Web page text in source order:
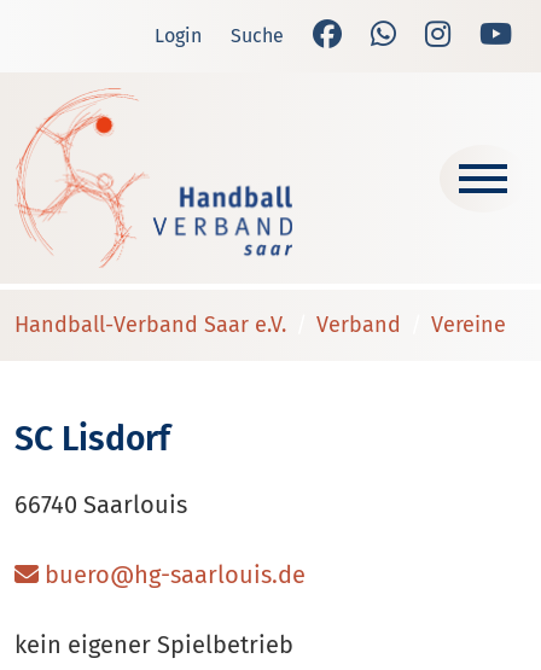
Login Suche
Handball-Verband Saar e.V. Verband Vereine
SC Lisdorf
66740 Saarlouis
buero@hg-saarlouis.de
kein eigener Spielbetrieb